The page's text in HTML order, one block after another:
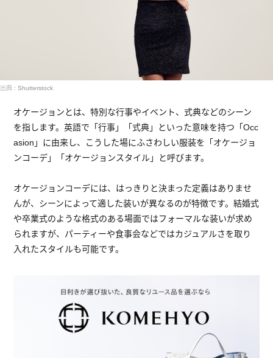
出典 : Shutterstock
オケージョンとは、特別な行事やイベント、式典などのシーン
を指します。英語で「行事」「式典」といった意味を持つ「Occ
asion」に由来し、こうした場にふさわしい服装を「オケージョ
ンコーデ」「オケージョンスタイル」と呼びます。
オケージョンコーデには、はっきりと決まった定義はありませ
んが、シーンによって適した装いが異なるのが特徴です。結婚式
や卒業式のような格式のある場面ではフォーマルな装いが求め
られますが、パーティーや食事会などではカジュアルさを取り
入れたスタイルも可能です。